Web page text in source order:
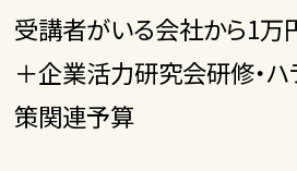
受講者がいる会社から1万
＋企業活力研究会研修・ハ
策関連予算